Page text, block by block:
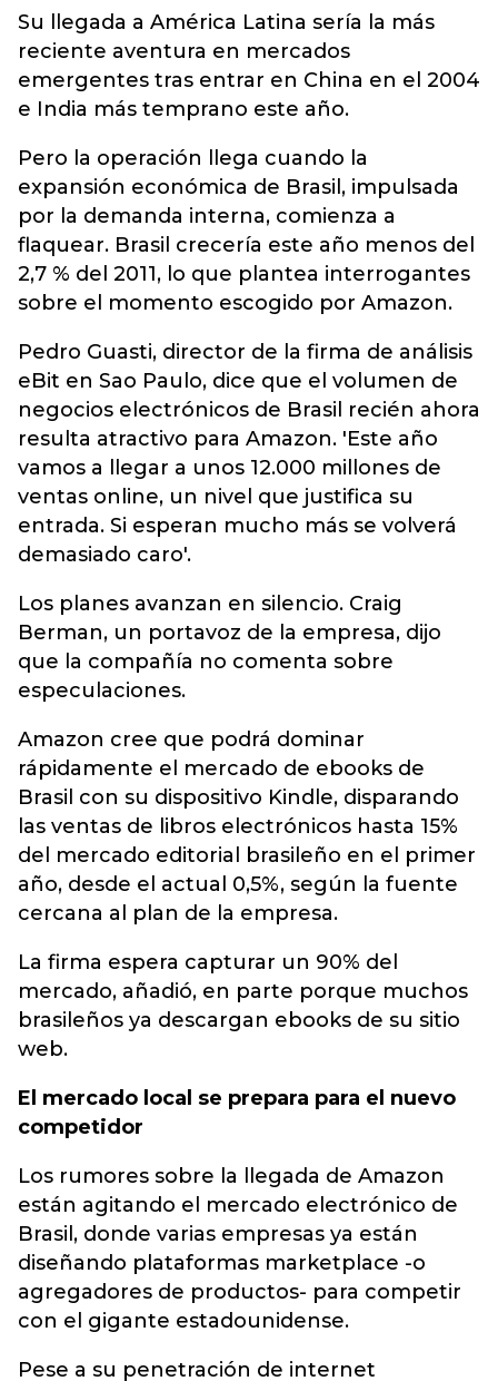
Su llegada a América Latina sería la más
reciente aventura en mercados
emergentes tras entrar en China en el 2004
e India más temprano este año.
Pero la operación llega cuando la
expansión económica de Brasil, impulsada
por la demanda interna, comienza a
flaquear. Brasil crecería este año menos del
2,7 % del 2011, lo que plantea interrogantes
sobre el momento escogido por Amazon.
Pedro Guasti, director de la firma de análisis
eBit en Sao Paulo, dice que el volumen de
negocios electrónicos de Brasil recién ahora
resulta atractivo para Amazon. 'Este año
vamos a llegar a unos 12.000 millones de
ventas online, un nivel que justifica su
entrada. Si esperan mucho más se volverá
demasiado caro'.
Los planes avanzan en silencio. Craig
Berman, un portavoz de la empresa, dijo
que la compañía no comenta sobre
especulaciones.
Amazon cree que podrá dominar
rápidamente el mercado de ebooks de
Brasil con su dispositivo Kindle, disparando
las ventas de libros electrónicos hasta 15%
del mercado editorial brasileño en el primer
año, desde el actual 0,5%, según la fuente
cercana al plan de la empresa.
La firma espera capturar un 90% del
mercado, añadió, en parte porque muchos
brasileños ya descargan ebooks de su sitio
web.
El mercado local se prepara para el nuevo
competidor
Los rumores sobre la llegada de Amazon
están agitando el mercado electrónico de
Brasil, donde varias empresas ya están
diseñando plataformas marketplace -o
agregadores de productos- para competir
con el gigante estadounidense.
Pese a su penetración de internet